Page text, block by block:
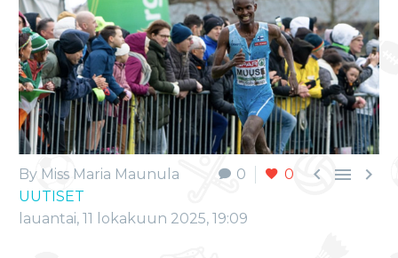
0 0   
By Miss Maria Maunula
UUTISET
lauantai, 11 lokakuun 2025, 19:09